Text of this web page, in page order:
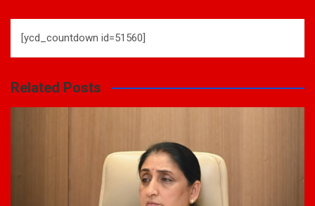
[ycd_countdown id=51560]
Related Posts